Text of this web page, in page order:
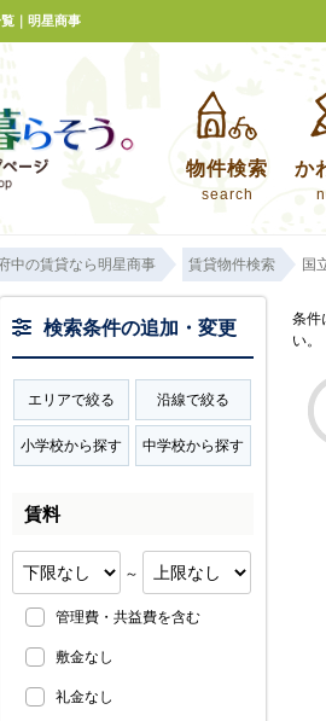
｜明星商事
物件検索
search
か
中の賃貸なら明星商事 賃貸物件検索 国
条件
い。
検索条件の追加・変更
エリアで絞る 沿線で絞る
小学校から探す 中学校から探す
賃料
～
管理費・共益費を含む
敷金なし
礼金なし